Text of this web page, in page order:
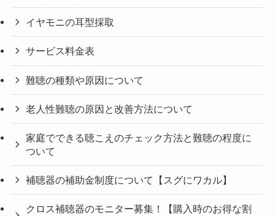
イヤモニの耳型採取
サービス料金表
難聴の種類や原因について
老人性難聴の原因と改善方法について
家庭でできる聴こえのチェック方法と難聴の程度に
ついて
補聴器の補助金制度について【スグにワカル】
クロス補聴器のモニター募集！【購入時のお得な割